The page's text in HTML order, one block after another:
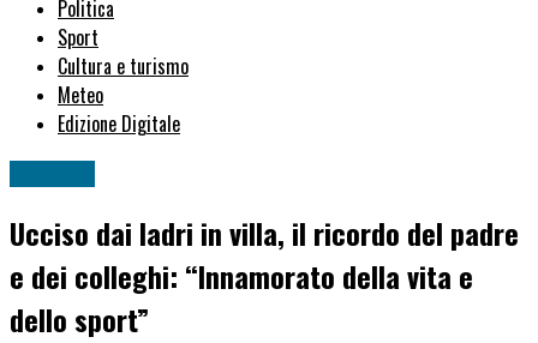
Politica
Sport
Cultura e turismo
Meteo
Edizione Digitale
Ucciso dai ladri in villa, il ricordo del padre
e dei colleghi: “Innamorato della vita e
dello sport”